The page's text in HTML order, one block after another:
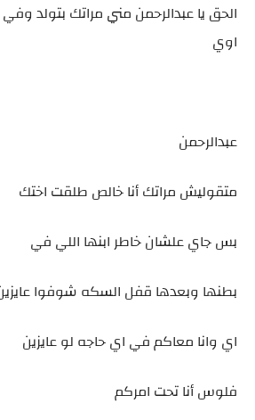
الحق يا عبدالرحمن مني مراتك بتولد
اوي
عبدالرحمن
متقوليش مراتك أنا خالص طلقت اختك
بس جاي علشان خاطر ابنها اللي في
بطنها وبعدها قفل السكه شوفوا
اي وانا معاكم في اي حاجه لو عايزين
فلوس أنا تحت امركم